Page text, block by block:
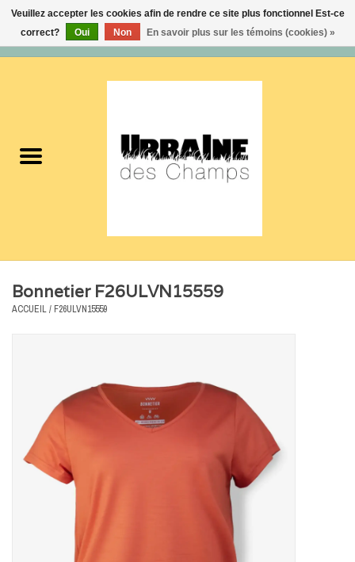
Femmes
Soldes
Bonnetier F26ULVN15559
ACCUEIL/ F26ULVN15559
Veuillez accepter les cookies afin de rendre ce site plus fonctionnel Est-ce
correct?
Oui Non En savoir plus sur les témoins (cookies) »